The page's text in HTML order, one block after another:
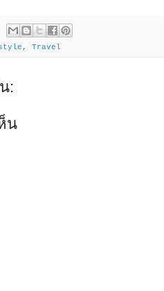
, Travel
:
น